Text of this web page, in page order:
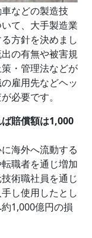
などの製造技
て、大手製造業
方針を決めまし
の有無や被害規
・管理法などが
雇用先などヘッ
必要です。
賠償額は1,000
海外へ流動する
職者を通じ増加
術職社員を通じ
し使用したとし
1,000億円の損